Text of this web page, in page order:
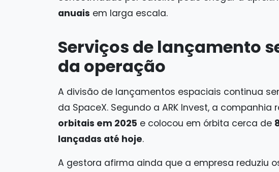
anuais em larga escala.
Serviços de lançamento
da operação
A divisão de lançamentos espaciais continua
da SpaceX. Segundo a ARK Invest, a companhia
orbitais em 2025 e colocou em órbita cerca de
lançadas até hoje.
A gestora afirma ainda que a empresa reduziu